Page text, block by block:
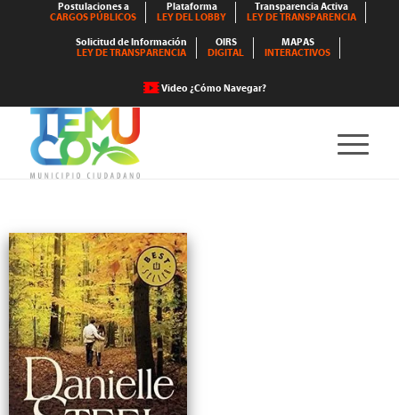
Postulaciones a
CARGOS PÚBLICOS
Plataforma
LEY DEL LOBBY
Transparencia Activa
LEY DE TRANSPARENCIA
Solicitud de Información
LEY DE TRANSPARENCIA
OIRS
DIGITAL
MAPAS
INTERACTIVOS
Video ¿Cómo Navegar?